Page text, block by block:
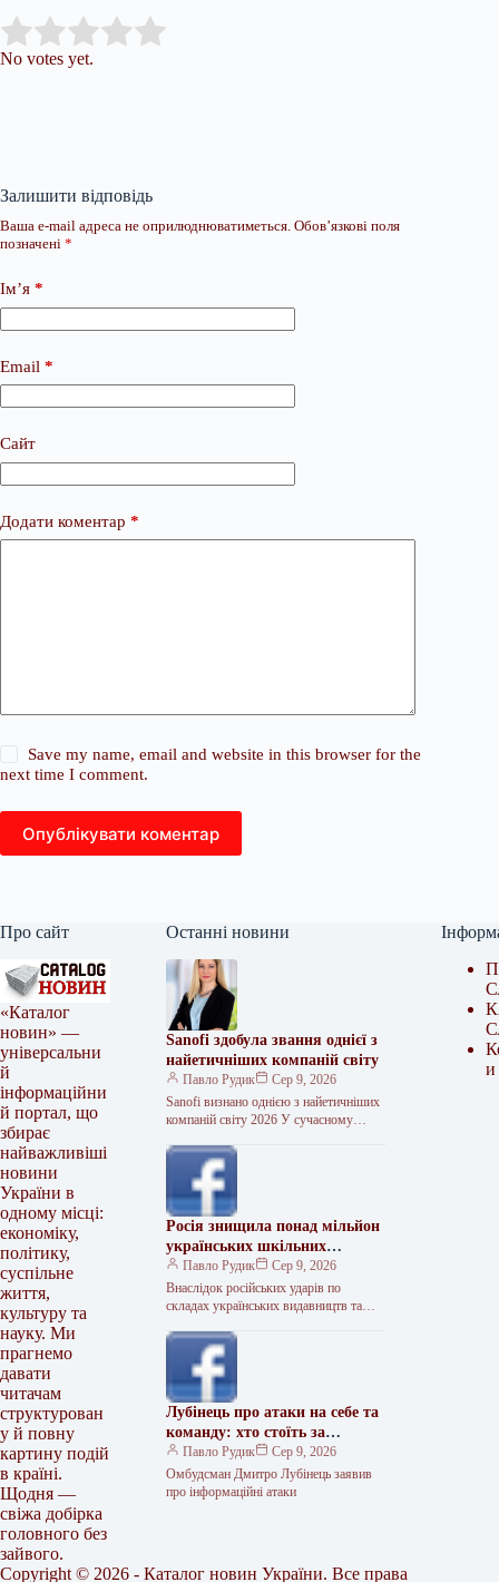
Rate this item:
No votes yet.
Залишити відповідь
Ваша e-mail адреса не оприлюднюватиметься. Обов’язкові поля
позначені *
Ім’я *
Email *
Сайт
Додати коментар *
Save my name, email and website in this browser for the
next time I comment.
Опублікувати коментар
Про сайт
«Каталог
новин» —
універсальни
й
інформаційни
й портал, що
збирає
найважливіші
новини
України в
одному місці:
економіку,
політику,
суспільне
життя,
культуру та
науку. Ми
прагнемо
давати
читачам
структурован
у й повну
картину подій
в країні.
Щодня —
свіжа добірка
головного без
зайвого.
Останні новини
Sanofi здобула звання однієї з
найетичніших компаній світу
Павло Рудик
Сер 9, 2026
Sanofi визнано однією з найетичніших
компаній світу 2026 У сучасному
репутація та етика є основою
довгострокового успіху…
Росія знищила понад мільйон
українських шкільних
підручників
Павло Рудик
Сер 9, 2026
Внаслідок російських ударів по
складах українських видавництв та
шкільних підручників. Про це
повідомив міністр освіти…
Лубінець про атаки на себе та
команду: хто стоїть за
інформаційним тиском
Павло Рудик
Сер 9, 2026
Омбудсман Дмитро Лубінець заявив
про інформаційні атаки
и
Copyright © 2026 - Каталог новин України. Все права